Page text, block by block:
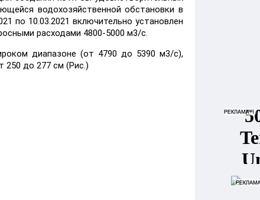
водохозяйственной обстановки в
по 10.03.2021 включительно установлен
расходами 4800-5000 м3/с.
диапазоне (от 4790 до 5390 м3/с),
250 до 277 см (Рис.)